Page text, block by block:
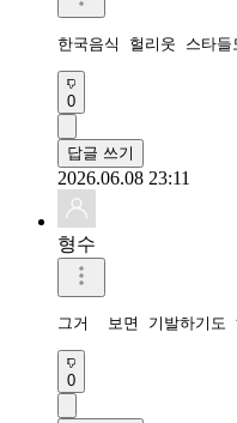
한국음식 헐리웃 스타
0
답글 쓰기
2026.06.08 23:11
형수
그거  보면 기발하기도
0